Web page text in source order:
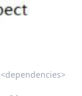
<dependencies>